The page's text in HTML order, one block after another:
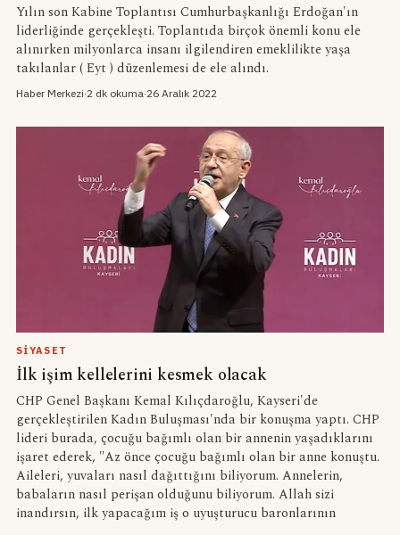
Yılın son Kabine Toplantısı Cumhurbaşkanlığı Erdoğan'ın
liderliğinde gerçekleşti. Toplantıda birçok önemli konu ele
alınırken milyonlarca insanı ilgilendiren emeklilikte yaşa
takılanlar ( Eyt ) düzenlemesi de ele alındı.
Haber Merkezi·2 dk okuma·26 Aralık 2022
SIYASET
İlk işim kellelerini kesmek olacak
CHP Genel Başkanı Kemal Kılıçdaroğlu, Kayseri'de
gerçekleştirilen Kadın Buluşması'nda bir konuşma yaptı. CHP
lideri burada, çocuğu bağımlı olan bir annenin yaşadıklarını
işaret ederek, "Az önce çocuğu bağımlı olan bir anne konuştu.
Aileleri, yuvaları nasıl dağıttığını biliyorum. Annelerin,
babaların nasıl perişan olduğunu biliyorum. Allah sizi
inandırsın, ilk yapacağım iş o uyuşturucu baronlarının